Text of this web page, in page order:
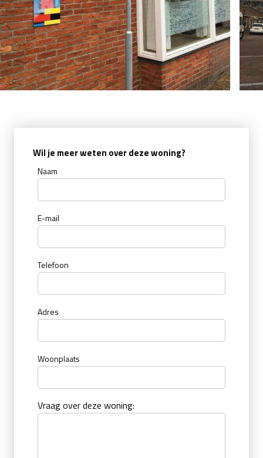
Wil je meer weten over deze woning?
Naam
E-mail
Telefoon
Adres
Woonplaats
Vraag over deze woning: